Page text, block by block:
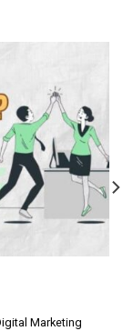
Marketing